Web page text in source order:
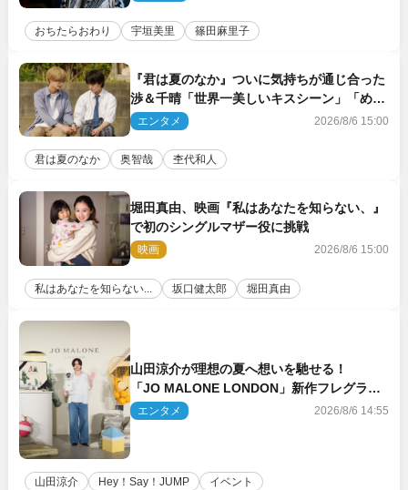
おちたらおわり 宇垣美里 篠田麻里子
『君は夏のなか』ついに気持ちが通じ合った
渉＆千晴「世界一美しいキスシーン」「めっ
ちゃキュン」反響続々
エンタメ 2026/8/6 15:00
君は夏のなか 奥智哉 杢代和人
堀田真由、映画『私はあなたを知らない、』
で初のシングルマザー役に挑戦
映画 2026/8/6 15:00
私はあなたを知らない... 坂口健太郎 堀田真由
山田涼介が理想の夏へ想いを馳せる！
「JO MALONE LONDON」新作フレグラン
スを体験
エンタメ 2026/8/6 14:55
山田涼介 Hey！Say！JUMP イベント